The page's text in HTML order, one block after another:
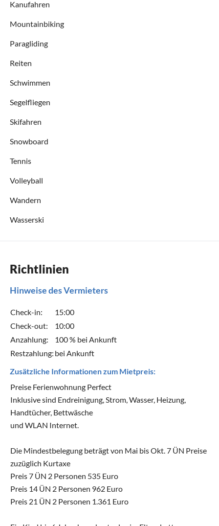
Kanufahren
Mountainbiking
Paragliding
Reiten
Schwimmen
Segelfliegen
Skifahren
Snowboard
Tennis
Volleyball
Wandern
Wasserski
Richtlinien
Hinweise des Vermieters
Check-in:
15:00
Check-out:
10:00
Anzahlung:
100 % bei Ankunft
Restzahlung: bei Ankunft
Zusätzliche Informationen zum Mietpreis:
Preise Ferienwohnung Perfect
Inklusive sind Endreinigung, Strom, Wasser, Heizung,
Handtücher, Bettwäsche
und WLAN Internet.
Die Mindestbelegung beträgt von Mai bis Okt. 7 ÜN Preise
zuzüglich Kurtaxe
Preis 7 ÜN 2 Personen 535 Euro
Preis 14 ÜN 2 Personen 962 Euro
Preis 21 ÜN 2 Personen 1.361 Euro